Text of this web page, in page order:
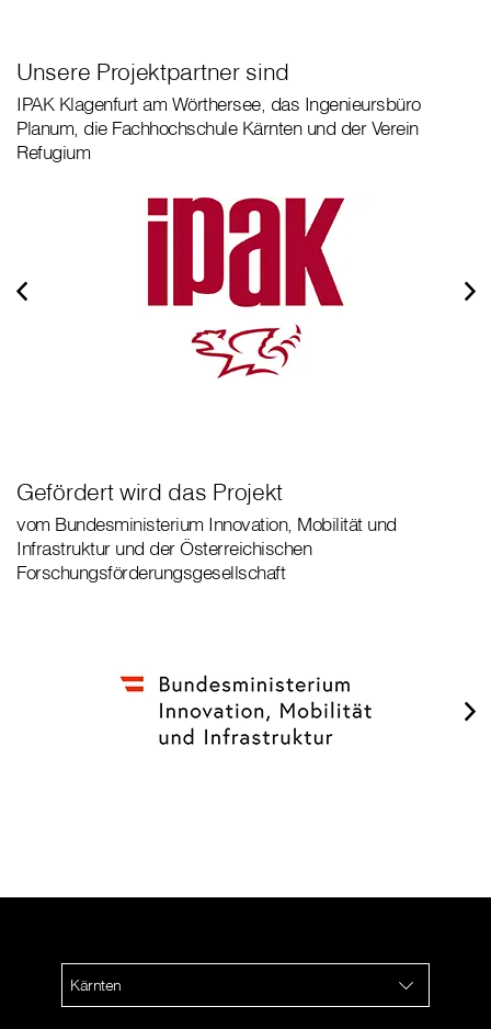
Unsere Projektpartner sind
IPAK Klagenfurt am Wörthersee, das Ingenieursbüro
Planum, die Fachhochschule Kärnten und der Verein
Refugium
Gefördert wird das Projekt
vom Bundesministerium Innovation, Mobilität und
Infrastruktur und der Österreichischen
Forschungsförderungsgesellschaft
Kärnten